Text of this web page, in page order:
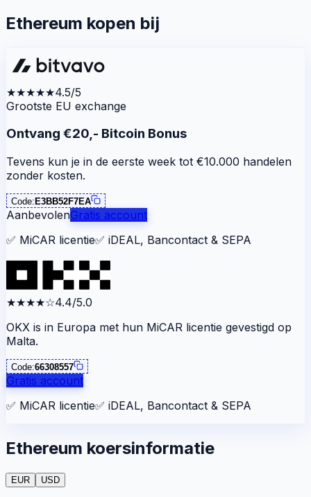
Ethereum kopen bij
★★★★★4.5/5
Grootste EU exchange
Ontvang €20,- Bitcoin Bonus
Tevens kun je in de eerste week tot €10.000 handelen
zonder kosten.
Code: E3BB52F7EA
AanbevolenGratis account
✅ MiCAR licentie✅ iDEAL, Bancontact & SEPA
★★★★☆4.4/5.0
OKX is in Europa met hun MiCAR licentie gevestigd op
Malta.
Code:66308557
Gratis account
✅ MiCAR licentie✅ iDEAL, Bancontact & SEPA
Ethereum koersinformatie
EUR USD